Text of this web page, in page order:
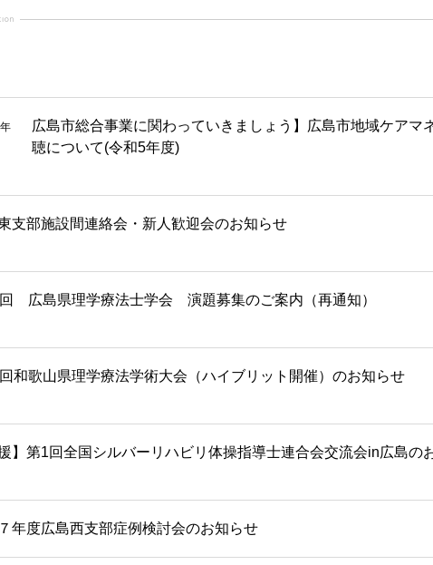
広島市総合事業に関わっていきましょう】広島市地域ケアマ
聴について(令和5年度)
支部施設間連絡会・新人歓迎会のお知らせ
広島県理学療法士学会 演題募集のご案内（再通知）
和歌山県理学療法学術大会（ハイブリット開催）のお知らせ
援】第1回全国シルバーリハビリ体操指導士連合会交流会in広島の
年度広島西支部症例検討会のお知らせ